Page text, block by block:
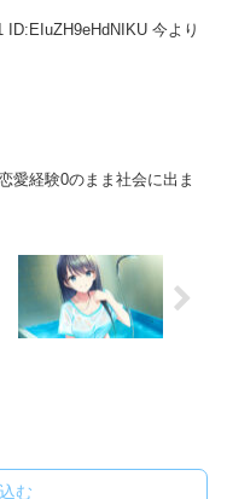
今より
愛経験0のまま社会に出ま
む